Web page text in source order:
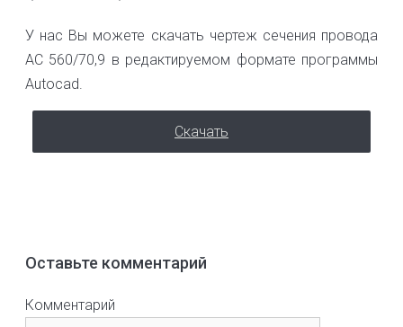
У нас Вы можете скачать чертеж сечения провода
АС 560/70,9 в редактируемом формате программы
Autocad.
Скачать
Оставьте комментарий
Комментарий